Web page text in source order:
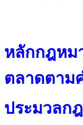
หลักกฎหม
ตลาดตาม
ประมวลก